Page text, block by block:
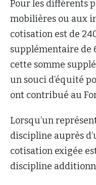
Pour les différents
mobilières ou aux
cotisation est de
supplémentaire de
cette somme
un souci d’équité
ont contribué au
Lorsqu’un
discipline auprès
cotisation exigée
discipline